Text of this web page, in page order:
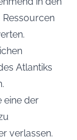
Ressourcen
Atlantiks
eine der
verlassen.